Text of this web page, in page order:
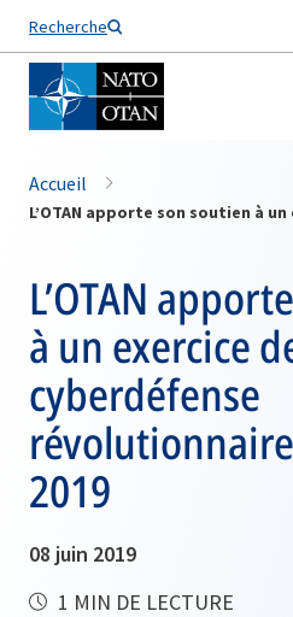
Recherche
Nom de famille*
Accueil
L’OTAN
à un exercice
cyberdéfense
révolutionnaire
2019
08 juin 2019
1 MIN DE LECTURE